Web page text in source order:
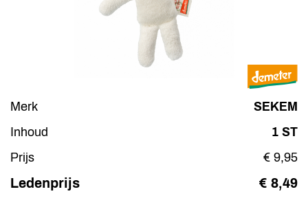
Merk
SEKEM
Inhoud
1 ST
Prijs
€ 9,95
Ledenprijs € 8,49